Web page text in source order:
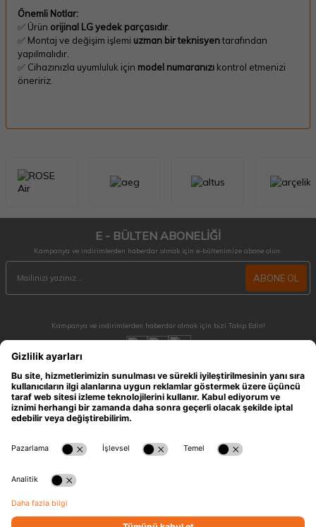
Önemli Notlar:
✅ Ürün orijinal LG yedek parçasıdır.
✅ Montaj ve değişim işlemi uzman bir teknisyentarafından
yapılmalıdır.
✅ Cihazınızla uyumluluk için model numaranızı kontrol etmenizi
öneririz.
E - BÜLTEN ABONELİĞİ
Kampanya ve indirimlerden haberdar olmak için e-bültenimize abone olun.
ABONE OL
Kampanya ve indirimlerden haberdar olmak için bizi Takip Edin!
MÜŞTERİ HİZMETLERİ
Hafta içi 09:30 - 18:30 / Hafta sonu 10:00 - 17:00 arası merak ettiğiniz tüm sorular ve
siparişleriniz için ulaşabilirsiniz.
ÖNEMLİ BİLGİLER
HIZLI ERİŞİM
KATEGORİLER